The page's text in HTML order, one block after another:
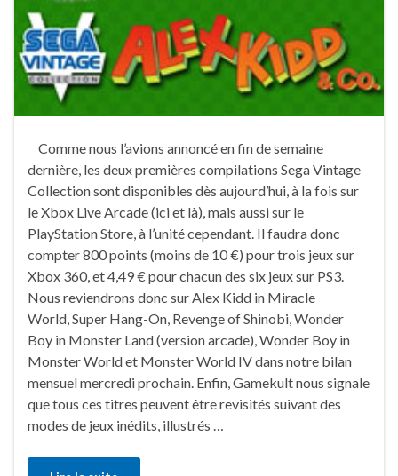
Comme nous l’avions annoncé en fin de semaine
dernière, les deux premières compilations Sega Vintage
Collection sont disponibles dès aujourd’hui, à la fois sur
le Xbox Live Arcade (ici et là), mais aussi sur le
PlayStation Store, à l’unité cependant. Il faudra donc
compter 800 points (moins de 10 €) pour trois jeux sur
Xbox 360, et 4,49 € pour chacun des six jeux sur PS3.
Nous reviendrons donc sur Alex Kidd in Miracle
World, Super Hang-On, Revenge of Shinobi, Wonder
Boy in Monster Land (version arcade), Wonder Boy in
Monster World et Monster World IV dans notre bilan
mensuel mercredi prochain. Enfin, Gamekult nous signale
que tous ces titres peuvent être revisités suivant des
modes de jeux inédits, illustrés …